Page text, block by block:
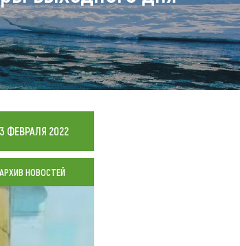
Где остановиться
Санатории
Гостиницы, отели
Коттеджи, базы
Сельские усадьбы
Мотели, придорожные отели
Коллекция впечатлений
ФЕВРАЛЯ 2022
АРХИВ НОВОСТЕЙ